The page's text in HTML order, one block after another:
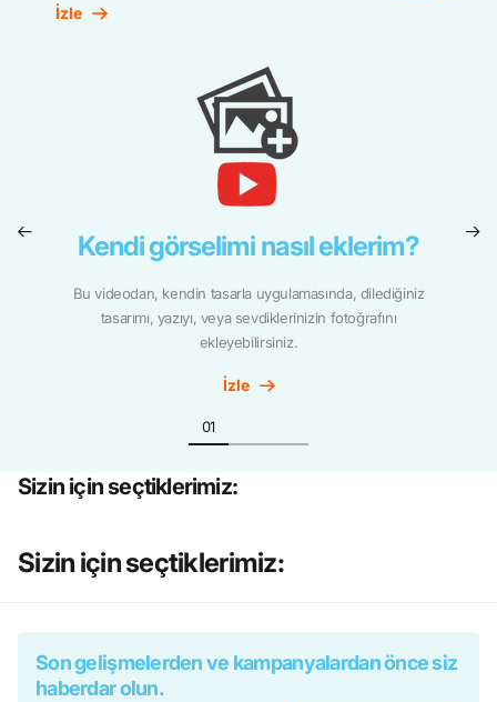
İzle
Kendi görselimi nasıl eklerim?
Bu videodan, kendin tasarla uygulamasında, dilediğiniz
tasarımı, yazıyı, veya sevdiklerinizin fotoğrafını
ekleyebilirsiniz.
İzle
Sizin için seçtiklerimiz:
Sizin için seçtiklerimiz:
Son gelişmelerden ve kampanyalardan önce siz
haberdar olun.